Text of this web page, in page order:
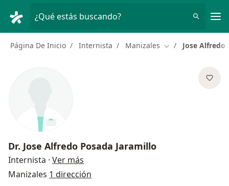
¿Qué estás buscando?
Página De Inicio Internista Manizales Cambiar de ciudad
Jose Alfredo
Dr. Jose Alfredo Posada Jaramillo
Internista · Ver más
Manizales 1 dirección